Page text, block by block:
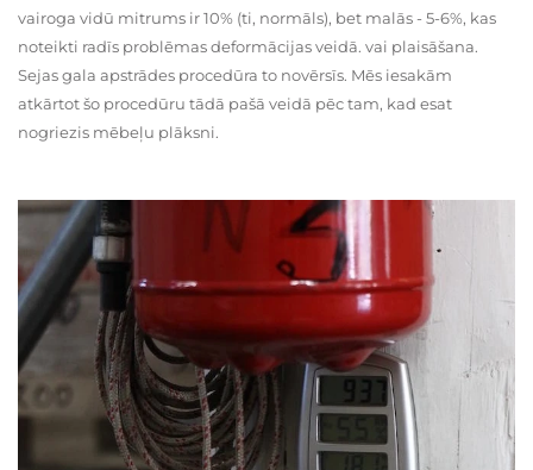
vairoga vidū mitrums ir 10% (ti, normāls), bet malās - 5-6%, kas
noteikti radīs problēmas deformācijas veidā. vai plaisāšana.
Sejas gala apstrādes procedūra to novērsīs. Mēs iesakām
atkārtot šo procedūru tādā pašā veidā pēc tam, kad esat
nogriezis mēbeļu plāksni.